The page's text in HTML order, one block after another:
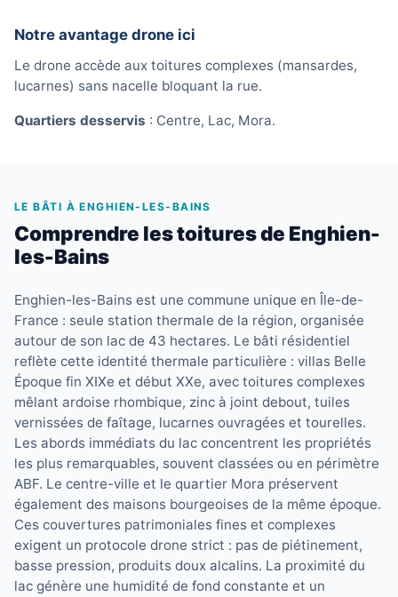
Notre avantage drone ici
Le drone accède aux toitures complexes (mansardes,
lucarnes) sans nacelle bloquant la rue.
Quartiers desservis : Centre, Lac, Mora.
LE BÂTI À ENGHIEN-LES-BAINS
Comprendre les toitures de Enghien-
les-Bains
Enghien-les-Bains est une commune unique en Île-de-
France : seule station thermale de la région, organisée
autour de son lac de 43 hectares. Le bâti résidentiel
reflète cette identité thermale particulière : villas Belle
Époque fin XIXe et début XXe, avec toitures complexes
mêlant ardoise rhombique, zinc à joint debout, tuiles
vernissées de faîtage, lucarnes ouvragées et tourelles.
Les abords immédiats du lac concentrent les propriétés
les plus remarquables, souvent classées ou en périmètre
ABF. Le centre-ville et le quartier Mora préservent
également des maisons bourgeoises de la même époque.
Ces couvertures patrimoniales fines et complexes
exigent un protocole drone strict : pas de piétinement,
basse pression, produits doux alcalins. La proximité du
lac génère une humidité de fond constante et un